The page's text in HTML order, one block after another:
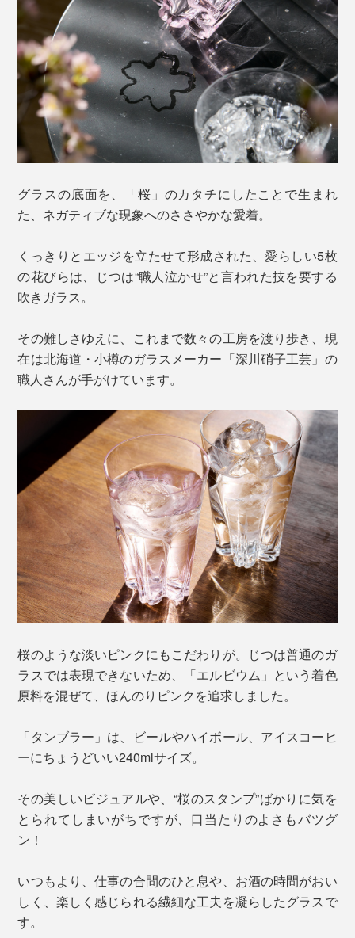
グラスの底面を、「桜」のカタチにしたことで生まれ
た、ネガティブな現象へのささやかな愛着。
くっきりとエッジを立たせて形成された、愛らしい5枚
の花びらは、じつは“職人泣かせ”と言われた技を要する
吹きガラス。
その難しさゆえに、これまで数々の工房を渡り歩き、現
在は北海道・小樽のガラスメーカー「深川硝子工芸」の
職人さんが手がけています。
桜のような淡いピンクにもこだわりが。じつは普通のガ
ラスでは表現できないため、「エルビウム」という着色
原料を混ぜて、ほんのりピンクを追求しました。
「タンブラー」は、ビールやハイボール、アイスコーヒ
ーにちょうどいい240mlサイズ。
その美しいビジュアルや、“桜のスタンプ”ばかりに気を
とられてしまいがちですが、口当たりのよさもバツグ
ン！
いつもより、仕事の合間のひと息や、お酒の時間がおい
しく、楽しく感じられる繊細な工夫を凝らしたグラスで
す。